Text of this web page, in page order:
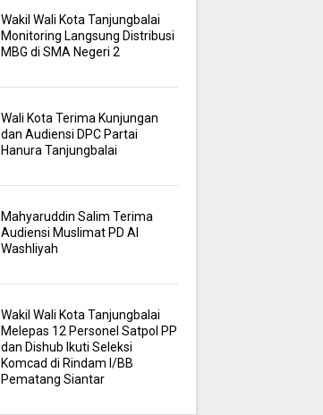
Wakil Wali Kota Tanjungbalai
Monitoring Langsung Distribusi
MBG di SMA Negeri 2
Wali Kota Terima Kunjungan
dan Audiensi DPC Partai
Hanura Tanjungbalai
Mahyaruddin Salim Terima
Audiensi Muslimat PD Al
Washliyah
Wakil Wali Kota Tanjungbalai
Melepas 12 Personel Satpol PP
dan Dishub Ikuti Seleksi
Komcad di Rindam I/BB
Pematang Siantar